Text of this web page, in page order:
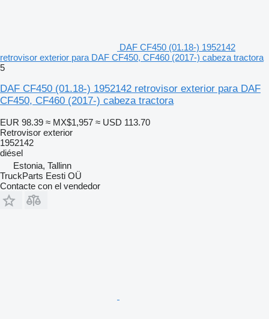
DAF CF450 (01.18-) 1952142
retrovisor exterior para DAF CF450, CF460 (2017-) cabeza tractora
5
DAF CF450 (01.18-) 1952142 retrovisor exterior para DAF
CF450, CF460 (2017-) cabeza tractora
EUR 98.39 ≈ MX$1,957 ≈ USD 113.70
Retrovisor exterior
1952142
diésel
Estonia, Tallinn
TruckParts Eesti OÜ
Contacte con el vendedor